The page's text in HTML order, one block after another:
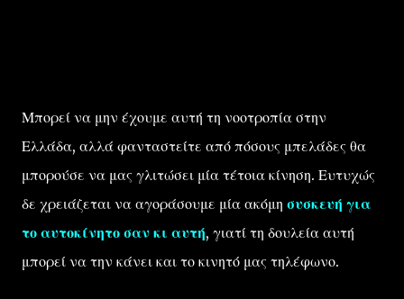
Μπορεί να μην έχουμε αυτή τη νοοτροπία στην
Ελλάδα, αλλά φανταστείτε από πόσους μπελάδες θα
μπορούσε να μας γλιτώσει μία τέτοια κίνηση. Ευτυχώς
δε χρειάζεται να αγοράσουμε μία ακόμη συσκευή για
το αυτοκίνητο σαν κι αυτή, γιατί τη δουλεία αυτή
μπορεί να την κάνει και το κινητό μας τηλέφωνο.